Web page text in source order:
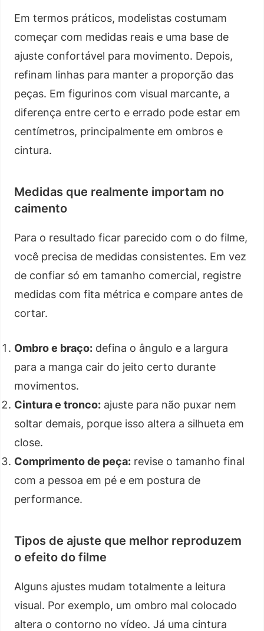
Em termos práticos, modelistas costumam
começar com medidas reais e uma base de
ajuste confortável para movimento. Depois,
refinam linhas para manter a proporção das
peças. Em figurinos com visual marcante, a
diferença entre certo e errado pode estar em
centímetros, principalmente em ombros e
cintura.
Medidas que realmente importam no
caimento
Para o resultado ficar parecido com o do filme,
você precisa de medidas consistentes. Em vez
de confiar só em tamanho comercial, registre
medidas com fita métrica e compare antes de
cortar.
Ombro e braço: defina o ângulo e a largura
para a manga cair do jeito certo durante
movimentos.
Cintura e tronco: ajuste para não puxar nem
soltar demais, porque isso altera a silhueta em
close.
Comprimento de peça: revise o tamanho final
com a pessoa em pé e em postura de
performance.
Tipos de ajuste que melhor reproduzem
o efeito do filme
Alguns ajustes mudam totalmente a leitura
visual. Por exemplo, um ombro mal colocado
altera o contorno no vídeo. Já uma cintura